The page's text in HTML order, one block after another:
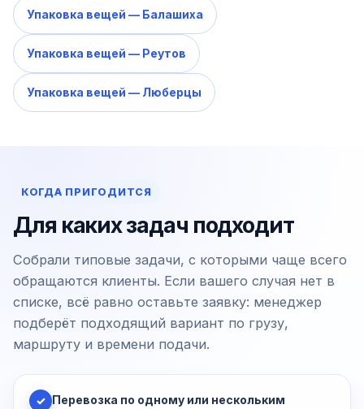
Упаковка вещей — Балашиха
Упаковка вещей — Реутов
Упаковка вещей — Люберцы
КОГДА ПРИГОДИТСЯ
Для каких задач подходит
Собрали типовые задачи, с которыми чаще всего
обращаются клиенты. Если вашего случая нет в
списке, всё равно оставьте заявку: менеджер
подберёт подходящий вариант по грузу,
маршруту и времени подачи.
✓ Перевозка по одному или нескольким